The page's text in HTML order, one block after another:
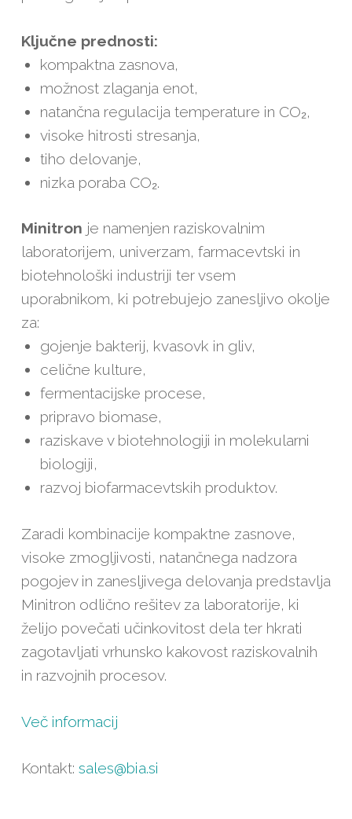
Ključne prednosti:
kompaktna zasnova,
možnost zlaganja enot,
natančna regulacija temperature in CO₂,
visoke hitrosti stresanja,
tiho delovanje,
nizka poraba CO₂.
Minitron je namenjen raziskovalnim
laboratorijem, univerzam, farmacevtski in
biotehnološki industriji ter vsem
uporabnikom, ki potrebujejo zanesljivo okolje
za:
gojenje bakterij, kvasovk in gliv,
celične kulture,
fermentacijske procese,
pripravo biomase,
raziskave v biotehnologiji in molekularni
biologiji,
razvoj biofarmacevtskih produktov.
Zaradi kombinacije kompaktne zasnove,
visoke zmogljivosti, natančnega nadzora
pogojev in zanesljivega delovanja predstavlja
Minitron odlično rešitev za laboratorije, ki
želijo povečati učinkovitost dela ter hkrati
zagotavljati vrhunsko kakovost raziskovalnih
in razvojnih procesov.
Več informacij
Kontakt: sales@bia.si